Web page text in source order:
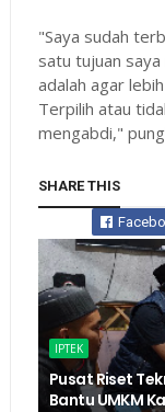
"Saya sudah
satu tujuan
adalah agar
Terpilih atau
mengabdi,"
SHARE THIS
IPTEK
Pusat Riset
Bantu UMKM